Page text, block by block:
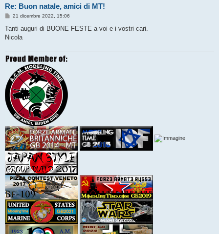
Re: Buon natale, amici di MT!
M
s
a
i
o
21 dicembre 2022, 15:06
Tanti auguri di BUONE FESTE a voi e i vostri cari.
Nicola